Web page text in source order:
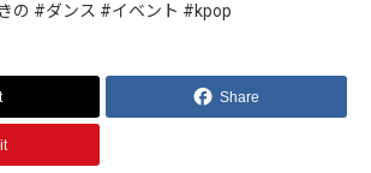
の #ダンス #イベント #kpop
Share